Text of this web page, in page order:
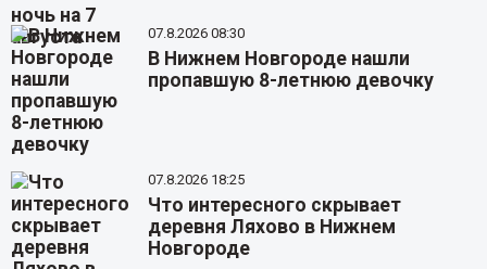
07.8.2026 08:30
В Нижнем Новгороде нашли
пропавшую 8-летнюю девочку
07.8.2026 18:25
Что интересного скрывает
деревня Ляхово в Нижнем
Новгороде